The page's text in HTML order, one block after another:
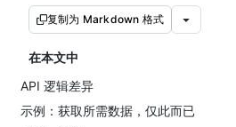
复制为 Markdown 格式
在本文中
API 逻辑差异
示例：获取所需数据，仅此而已